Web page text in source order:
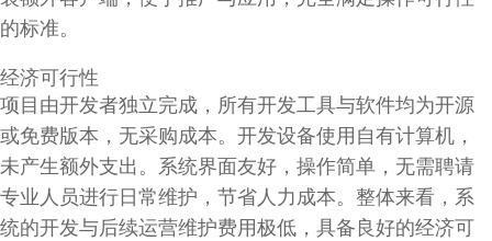
的标准。
经济可行性
项目由开发者独立完成，所有开发工具与软件均为开源
或免费版本，无采购成本。开发设备使用自有计算机，
未产生额外支出。系统界面友好，操作简单，无需聘请
专业人员进行日常维护，节省人力成本。整体来看，系
统的开发与后续运营维护费用极低，具备良好的经济可